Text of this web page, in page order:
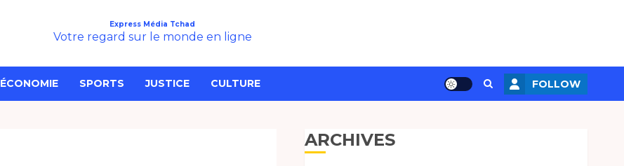
Express Média Tchad
Votre regard sur le monde en ligne
ÉCONOMIE SPORTS JUSTICE CULTURE FOLLOW
ARCHIVES